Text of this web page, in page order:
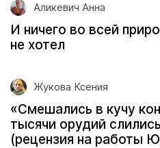
Аликевич Анна
И ничего во всей
не хотел
Жукова Ксения
«Смешались в кучу
тысячи орудий
(рецензия на работы